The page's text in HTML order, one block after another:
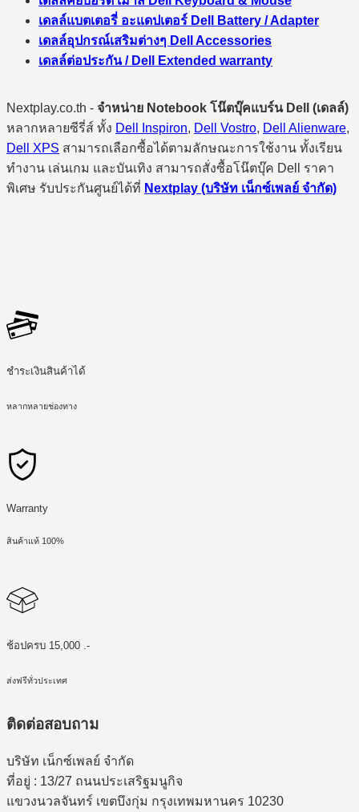
เดลล์แบตเตอรี่ อะแดปเตอร์ Dell Battery / Adapter
เดลล์อุปกรณ์เสริมต่างๆ Dell Accessories
เดลล์ต่อประกัน / Dell Extended warranty
Nextplay.co.th - จำหน่าย Notebook โน๊ตบุ๊คแบร์น Dell (เดลล์)
หลากหลายซีรี่ส์ ทั้ง Dell Inspiron, Dell Vostro, Dell Alienware,
Dell XPS สามารถเลือกซื้อได้ตามลักษณะการใช้งาน ทั้งเรียน
ทำงาน เล่นเกม และบันเทิง สามารถสั่งซื้อโน๊ตบุ๊ค Dell ราคา
พิเศษ รับประกันศูนย์ได้ที่ Nextplay (บริษัท เน็กซ์เพลย์ จำกัด)
ชำระเงินสินค้าได้
หลากหลายช่องทาง
Warranty
สินค้าแท้ 100%
ช้อปครบ 15,000 .-
ส่งฟรีทั่วประเทศ
ติดต่อสอบถาม
บริษัท เน็กซ์เพลย์ จำกัด
ที่อยู่ : 13/27 ถนนประเสริฐมนูกิจ
แขวงนวลจันทร์ เขตบึงกุ่ม กรุงเทพมหานคร 10230